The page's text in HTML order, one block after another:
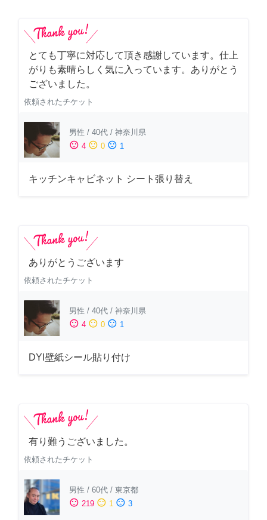
とても丁寧に対応して頂き感謝しています。仕上
がりも素晴らしく気に入っています。ありがとう
ございました。
依頼されたチケット
男性 / 40代 / 神奈川県
sentiment_satisfied 4 sentiment_neutral 0 sentiment_dissatisfied 1
キッチンキャビネット シート張り替え
ありがとうございます
依頼されたチケット
男性 / 40代 / 神奈川県
sentiment_satisfied 4 sentiment_neutral 0 sentiment_dissatisfied 1
DYI壁紙シール貼り付け
有り難うございました。
依頼されたチケット
男性 / 60代 / 東京都
sentiment_satisfied 219 sentiment_neutral 1 sentiment_dissatisfied 3